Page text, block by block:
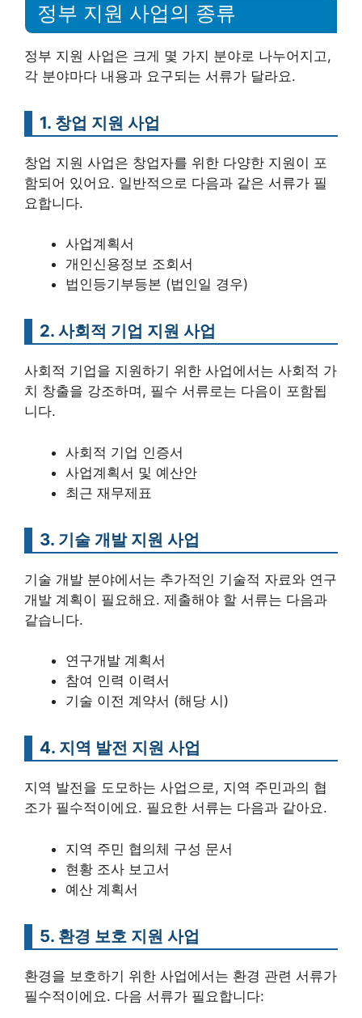
정부 지원 사업의 종류
정부 지원 사업은 크게 몇 가지 분야로 나누어지고,
각 분야마다 내용과 요구되는 서류가 달라요.
1. 창업 지원 사업
창업 지원 사업은 창업자를 위한 다양한 지원이 포
함되어 있어요. 일반적으로 다음과 같은 서류가 필
요합니다.
사업계획서
개인신용정보 조회서
법인등기부등본 (법인일 경우)
2. 사회적 기업 지원 사업
사회적 기업을 지원하기 위한 사업에서는 사회적 가
치 창출을 강조하며, 필수 서류로는 다음이 포함됩
니다.
사회적 기업 인증서
사업계획서 및 예산안
최근 재무제표
3. 기술 개발 지원 사업
기술 개발 분야에서는 추가적인 기술적 자료와 연구
개발 계획이 필요해요. 제출해야 할 서류는 다음과
같습니다.
연구개발 계획서
참여 인력 이력서
기술 이전 계약서 (해당 시)
4. 지역 발전 지원 사업
지역 발전을 도모하는 사업으로, 지역 주민과의 협
조가 필수적이에요. 필요한 서류는 다음과 같아요.
지역 주민 협의체 구성 문서
현황 조사 보고서
예산 계획서
5. 환경 보호 지원 사업
환경을 보호하기 위한 사업에서는 환경 관련 서류가
필수적이에요. 다음 서류가 필요합니다: